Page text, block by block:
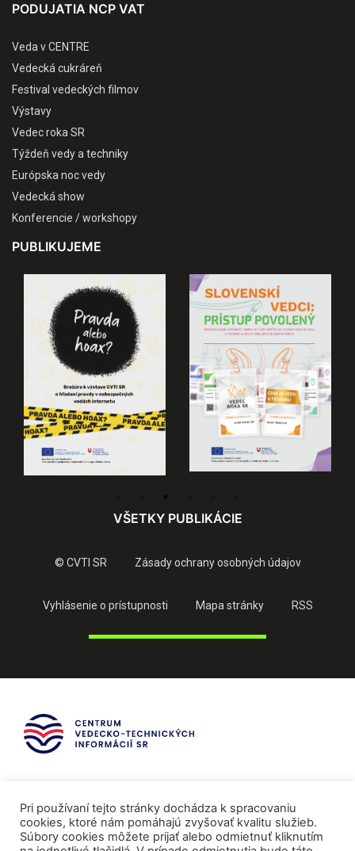
PODUJATIA NCP VAT
Veda v CENTRE
Vedecká cukráreň
Festival vedeckých filmov
Výstavy
Vedec roka SR
Týždeň vedy a techniky
Európska noc vedy
Vedecká show
Konferencie / workshopy
PUBLIKUJEME
VŠETKY PUBLIKÁCIE
© CVTI SR Zásady ochrany osobných údajov
Vyhlásenie o prístupnosti Mapa stránky RSS
Pri používaní tejto stránky dochádza k spracovaniu
cookies, ktoré nám pomáhajú zvyšovať kvalitu služieb.
Súbory cookies môžete prijať alebo odmietnuť kliknutím